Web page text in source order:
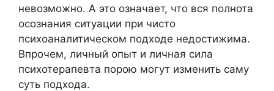
невозможно. А это означает, что вся полнота
осознания ситуации при чисто
психоаналитическом подходе недостижима.
Впрочем, личный опыт и личная сила
психотерапевта порою могут изменить саму
суть подхода.